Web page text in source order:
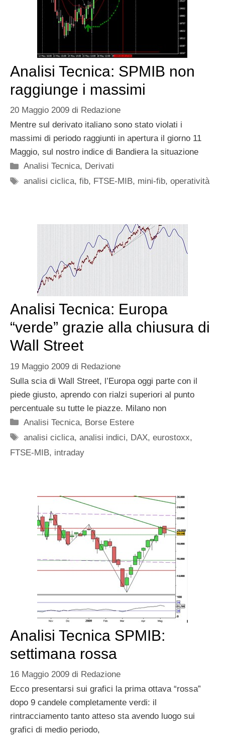
Analisi Tecnica: SPMIB non
raggiunge i massimi
20 Maggio 2009 di Redazione
Mentre sul derivato italiano sono stato violati i
massimi di periodo raggiunti in apertura il giorno 11
Maggio, sul nostro indice di Bandiera la situazione
Categorie
Analisi Tecnica, Derivati
Tag
analisi ciclica,fib, FTSE-MIB, mini-fib,operatività
Analisi Tecnica: Europa
“verde” grazie alla chiusura di
Wall Street
19 Maggio 2009 di Redazione
Sulla scia di Wall Street, l’Europa oggi parte con il
piede giusto, aprendo con rialzi superiori al punto
percentuale su tutte le piazze. Milano non
Categorie
Analisi Tecnica, Borse Estere
Tag
analisi ciclica,analisi indici, DAX,eurostoxx,
FTSE-MIB, intraday
Analisi Tecnica SPMIB:
settimana rossa
16 Maggio 2009 di Redazione
Ecco presentarsi sui grafici la prima ottava “rossa”
dopo 9 candele completamente verdi: il
rintracciamento tanto atteso sta avendo luogo sui
grafici di medio periodo,